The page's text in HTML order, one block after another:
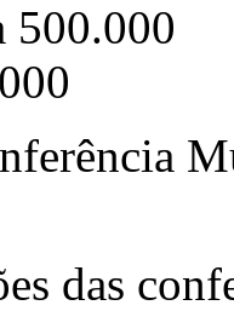
500.000
das